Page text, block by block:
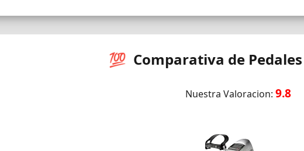
💯 Comparativa de
Nuestra Valoracion: 9.8